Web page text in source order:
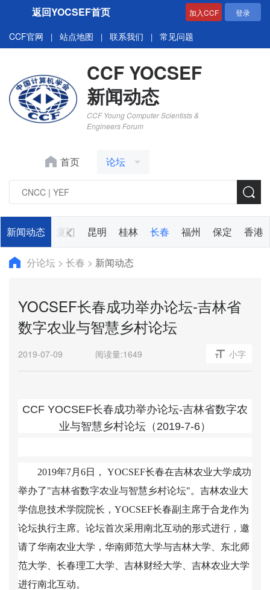
返回YOCSEF首页 加入CCF 登录
CCF官网 | 站点地图 | 联系我们 | 常见问题
CCF YOCSEF
新闻动态
CCF Young Computer Scientists &
Engineers Forum
首页 论坛
新闻动态
原 兰州 厦门 昆明 桂林 长春 福州 保定 香港
分论坛 > 长春 > 新闻动态
YOCSEF长春成功举办论坛-吉林省
数字农业与智慧乡村论坛
2019-07-09 阅读量:1649 小字
CCF YOCSEF长春成功举办论坛-吉林省数字农
业与智慧乡村论坛（2019-7-6）
2019年7月6日， YOCSEF长春在吉林农业大学成功
举办了"吉林省数字农业与智慧乡村论坛"。 吉林农业大
学信息技术学院院长，YOCSEF长春副主席于合龙作为
论坛执行主席。论坛首次采用南北互动的形式进行， 邀
请了华南农业大学，华南师范大学与吉林大学、东北师
范大学、长春理工大学、吉林财经大学、吉林农业大学
进行南北互动。